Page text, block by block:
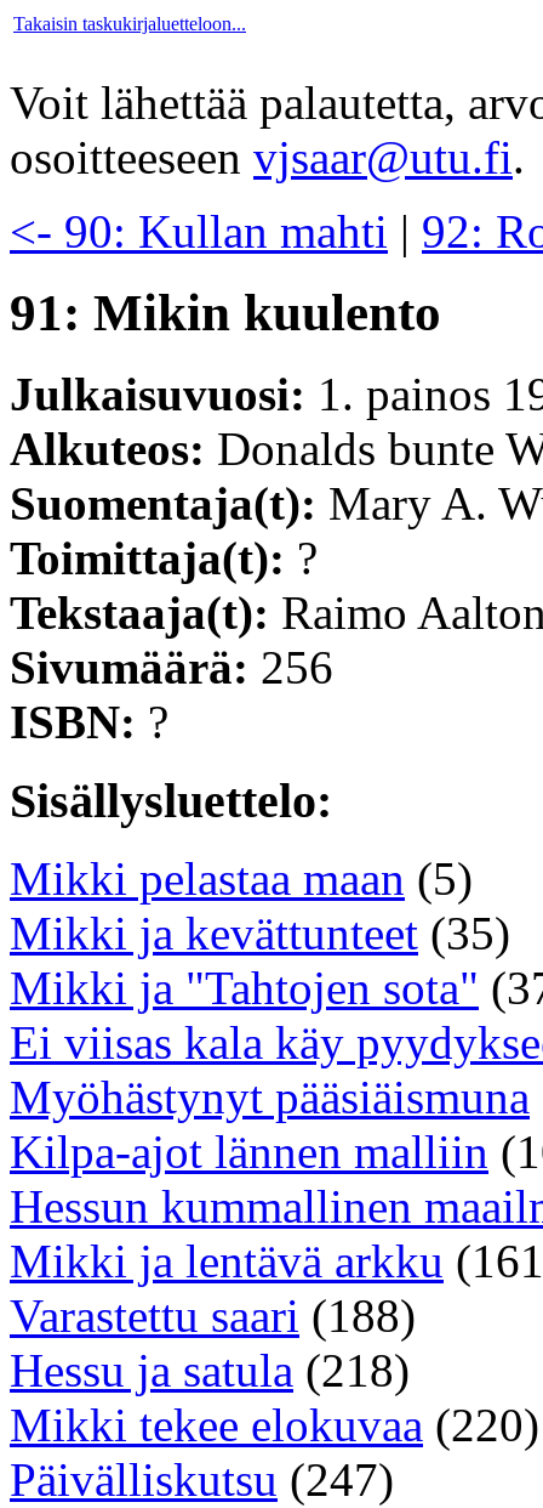
Takaisin taskukirjaluetteloon...
Voit lähettää palautetta,
osoitteeseen vjsaar@utu.fi.
<- 90: Kullan mahti | 92:
91: Mikin kuulento
Julkaisuvuosi: 1. painos
Alkuteos: Donalds bunte
Suomentaja(t): Mary A.
Toimittaja(t): ?
Tekstaaja(t): Raimo
Sivumäärä: 256
ISBN: ?
Sisällysluettelo:
Mikki pelastaa maan (5)
Mikki ja kevättunteet (35)
Mikki ja "Tahtojen sota"
Ei viisas kala käy
Myöhästynyt pääsiäismuna
Kilpa-ajot lännen malliin
Hessun kummallinen
Mikki ja lentävä arkku
Varastettu saari (188)
Hessu ja satula (218)
Mikki tekee elokuvaa (220)
Päivälliskutsu (247)